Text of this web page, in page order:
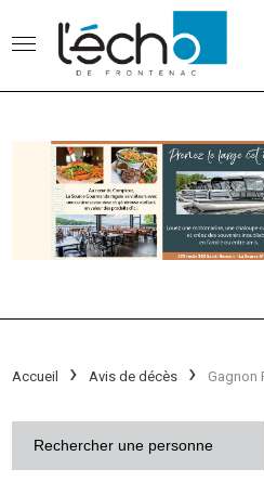
Accueil Avis de décès Gagnon